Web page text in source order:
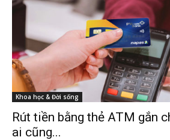
Khoa học & Đời sống
Rút tiền bằng thẻ ATM gắn
ai cũng...